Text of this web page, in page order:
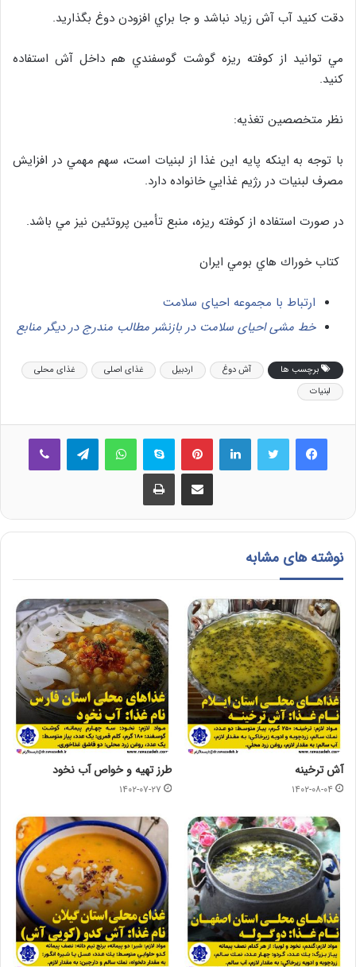
دقت كنيد آب آش زياد نباشد و جا براي افزودن دوغ بگذاريد.
مي توانيد از كوفته ريزه گوشت گوسفندي هم داخل آش استفاده
كنيد.
نظر متخصصين تغذيه:
با توجه به اينكه پايه اين غذا از لبنيات است، سهم مهمي در افزايش
مصرف لبنيات در رژيم غذايي خانواده دارد.
در صورت استفاده از كوفته ريزه، منبع تأمين پروتئين نيز مي باشد.
كتاب خوراك هاي بومي ايران
ارتباط با مجموعه احیای سلامت
خط مشی احیای سلامت در بازنشر مطالب مندرج در دیگر منابع
برچسب ها آش دوغ اردبیل غذای اصلی
غذای محلی
لبنیات
فیس بوک لینکدین ‫پین‌ترست اسکایپ واتس آپ
اشتراک گذاری از طریق ایمیل چاپ
نوشته های مشابه
آش ترخینه
۱۴۰۲-۰۸-۰۴
طرز تهیه و خواص آب نخود
۱۴۰۲-۰۷-۲۷